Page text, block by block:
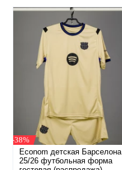
-38%
Econom детская Барселона
25/26 футбольная форма